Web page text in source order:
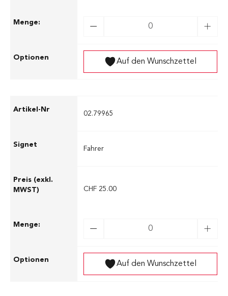
Auf den Wunschzettel
02.79965
Fahrer
CHF 25.00
Auf den Wunschzettel